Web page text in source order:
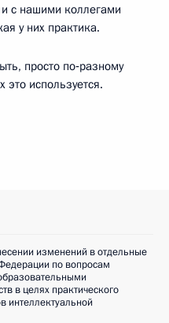
с нашими коллегами
у них практика.
просто по‑разному
это используется.
изменений в отдельные
по вопросам
в целях практического
интеллектуальной